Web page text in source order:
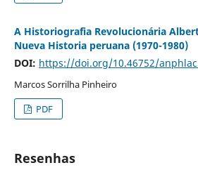
A Historiografia Revolucionária
Nueva Historia peruana (1970-1980)
DOI: https://doi.org/10.46752/
Marcos Sorrilha Pinheiro
PDF
Resenhas